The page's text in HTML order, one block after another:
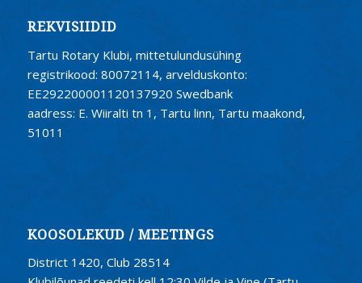
REKVISIIDID
Tartu Rotary Klubi, mittetulundusühing
registrikood: 80072114, arvelduskonto:
EE292200001120137920 Swedbank
aadress: E. Wiiralti tn 1, Tartu linn, Tartu maakond,
51011
KOOSOLEKUD / MEETINGS
District 1420, Club 28514